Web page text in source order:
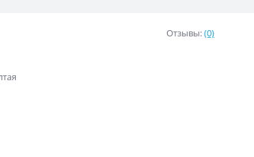
Отзывы:(0)